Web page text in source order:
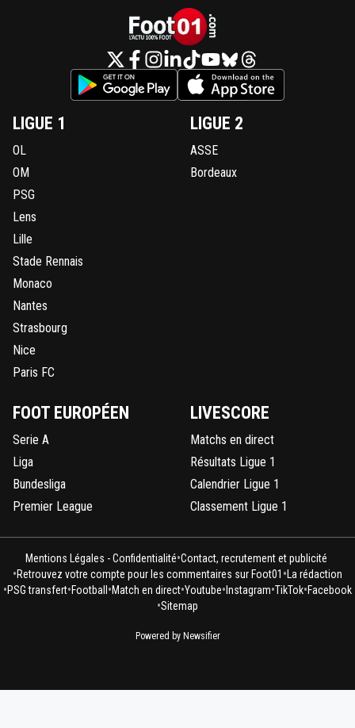
LIGUE 1
OL
OM
PSG
Lens
Lille
Stade Rennais
Monaco
Nantes
Strasbourg
Nice
Paris FC
LIGUE 2
ASSE
Bordeaux
FOOT EUROPÉEN
Serie A
Liga
Bundesliga
Premier League
LIVESCORE
Matchs en direct
Résultats Ligue 1
Calendrier Ligue 1
Classement Ligue 1
Mentions Légales - Confidentialité•Contact, recrutement et publicité
•Retrouvez votre compte pour les commentaires sur Foot01 • La rédaction
•PSG transfert•Football •Match en direct•Youtube• Instagram•TikTok•Facebook
•Sitemap
Powered by Newsifier